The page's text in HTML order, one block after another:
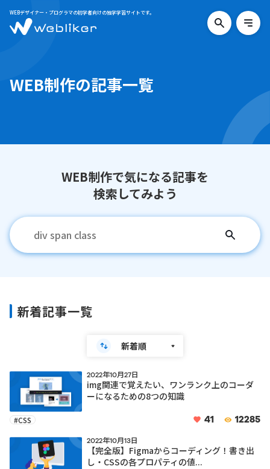
WEBデザイナー・プログラマの初学者向けの独学学習サイトです。
検
索
メ
く
WEB制作の記事一覧
WEB制作で気になる記事を
検索してみよう
索
新着記事一覧
2022年10月27日
img関連で覚えたい、ワンランク上のコーダ
ーになるための8つの知識
#CSS 41 12285
2022年10月13日
【完全版】Figmaからコーディング！書き出
し・CSSの各プロパティの値...